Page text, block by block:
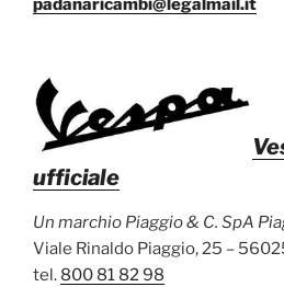
ufficiale
Un marchio Piaggio & C. SpA
Viale Rinaldo Piaggio, 25 –
tel. 800 81 82 98